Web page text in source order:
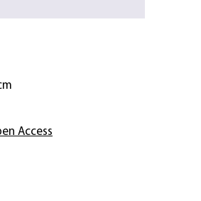
Access